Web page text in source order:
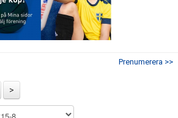
Prenumerera >>